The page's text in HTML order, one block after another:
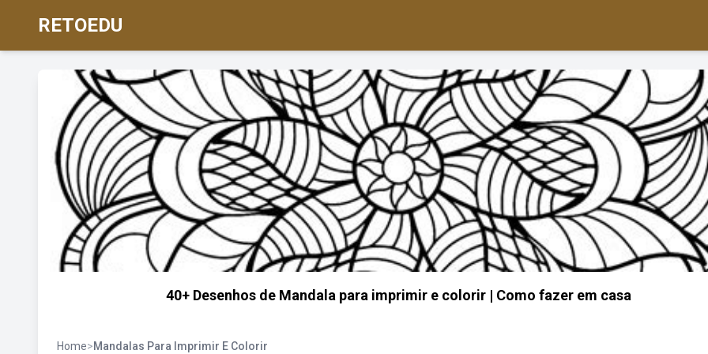
RETOEDU
40+ Desenhos de Mandala para imprimir e colorir | Como fazer em casa
Home>Mandalas Para Imprimir E Colorir